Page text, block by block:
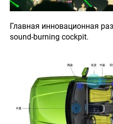
Главная инновационная
sound-burning cockpit.